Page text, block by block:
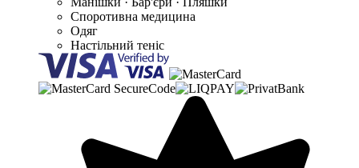
Споротивна медицина
Одяг
Настільний теніс